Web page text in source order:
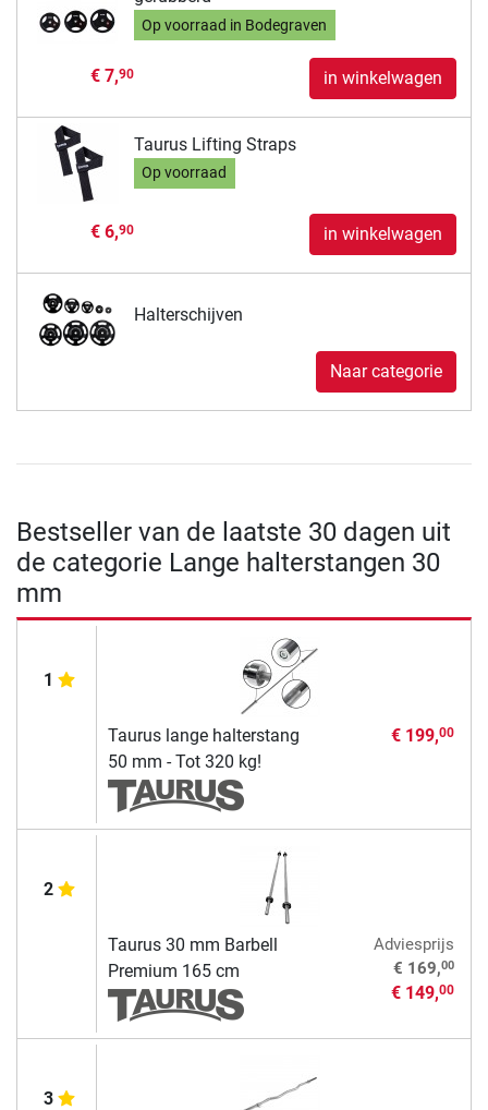
Op voorraad in Bodegraven
€ 7,90 in winkelwagen
Taurus Lifting Straps
Op voorraad
€ 6,90 in winkelwagen
Halterschijven
Naar categorie
Bestseller van de laatste 30 dagen uit
de categorie Lange halterstangen 30
mm
1
Taurus lange halterstang
50 mm - Tot 320 kg!
€ 199,00
2
Taurus 30 mm Barbell
Premium 165 cm
Adviesprijs
€ 169,00
€ 149,00
3